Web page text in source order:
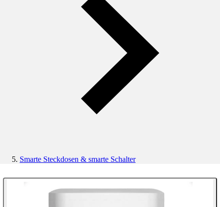
Smarte Steckdosen & smarte Schalter